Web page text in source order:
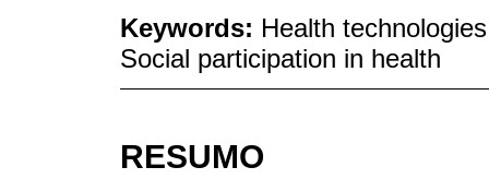
Keywords: Health
Social participation in health
RESUMO